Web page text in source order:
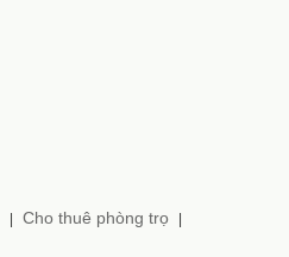
Cho thuê phòng trọ